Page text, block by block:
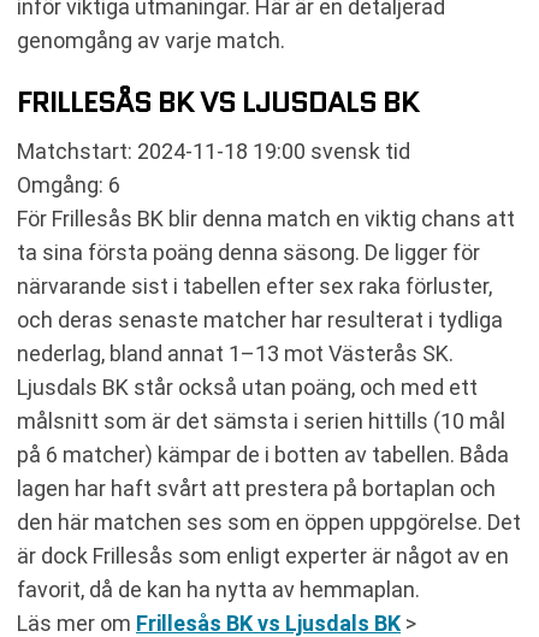
inför viktiga utmaningar. Här är en detaljerad
genomgång av varje match.
FRILLESÅS BK VS LJUSDALS BK
Matchstart: 2024-11-18 19:00 svensk tid
Omgång: 6
För Frillesås BK blir denna match en viktig chans att
ta sina första poäng denna säsong. De ligger för
närvarande sist i tabellen efter sex raka förluster,
och deras senaste matcher har resulterat i tydliga
nederlag, bland annat 1–13 mot Västerås SK.
Ljusdals BK står också utan poäng, och med ett
målsnitt som är det sämsta i serien hittills (10 mål
på 6 matcher) kämpar de i botten av tabellen. Båda
lagen har haft svårt att prestera på bortaplan och
den här matchen ses som en öppen uppgörelse. Det
är dock Frillesås som enligt experter är något av en
favorit, då de kan ha nytta av hemmaplan.
Läs mer om Frillesås BK vs Ljusdals BK >